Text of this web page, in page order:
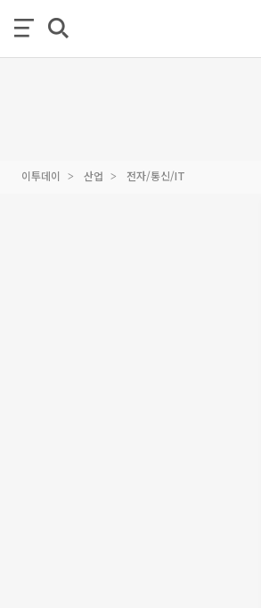
이투데이 산업 전자/통신/IT